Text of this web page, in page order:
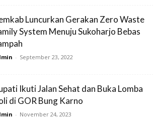
Luncurkan Gerakan Zero Waste
System Menuju Sukoharjo Bebas
- September 23, 2022
Ikuti Jalan Sehat dan Buka Lomba
di GOR Bung Karno
- November 24, 2023